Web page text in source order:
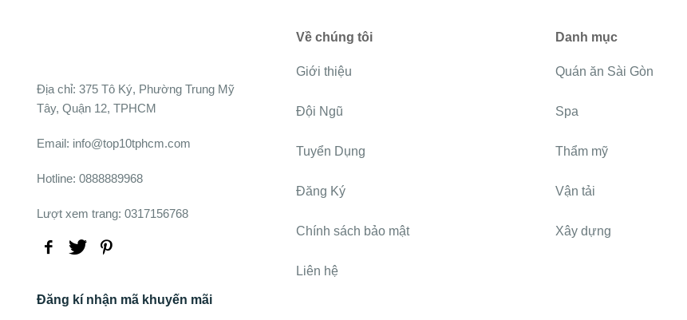
Ðịa chỉ: 375 Tô Ký, Phường Trung Mỹ
Tây, Quận 12, TPHCM
Email: info@top10tphcm.com
Hotline: 0888889968
Lượt xem trang: 0317156768
Đăng kí nhận mã khuyến mãi
Về chúng tôi
Giới thiệu
Đội Ngũ
Tuyển Dụng
Đăng Ký
Chính sách bảo mật
Liên hệ
Danh mục
Quán ăn Sài Gòn
Spa
Thẩm mỹ
Vận tải
Xây dựng